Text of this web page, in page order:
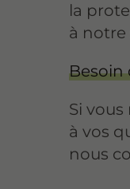
la
à
Besoin
Si
à vos
nous